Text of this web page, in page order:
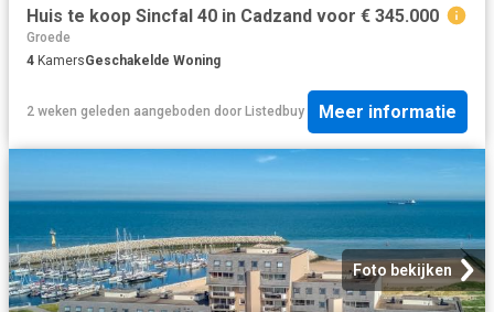
Huis te koop Sincfal 40 in Cadzand voor € 345.000
Groede
4 KamersGeschakelde Woning
2 weken geleden aangeboden door Listedbuy Meer informatie
Foto bekijken